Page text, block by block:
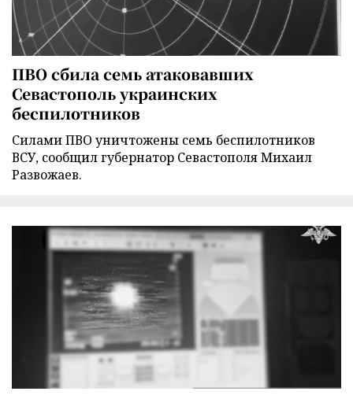
ПВО сбила семь атаковавших
Севастополь украинских
беспилотников
Силами ПВО уничтожены семь беспилотников
ВСУ, сообщил губернатор Севастополя Михаил
Развожаев.